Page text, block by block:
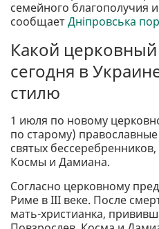
семейного благополучия
сообщаетДніпровська
Какой
сегодня в
стилю
1 июля по новому
по старому)
святых
Космы и Дамиана.
Согласно церковному
Риме в III веке. После
мать-христианка,